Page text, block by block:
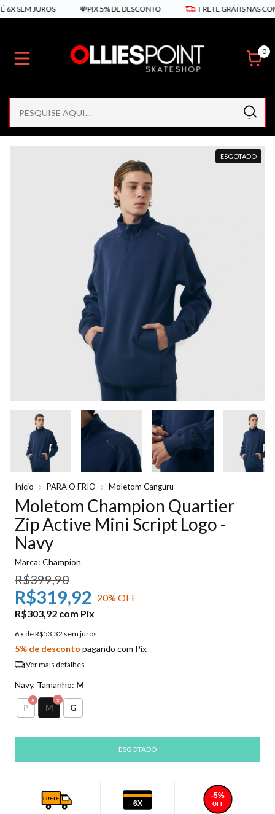
JUROS 💸PIX 5% DE DESCONTO FRETE GRÁTIS NAS
0
ESGOTADO
Início PARA O FRIO Moletom Canguru
Moletom Champion Quartier
Zip Active Mini Script Logo -
Navy
Marca: Champion
R$399,90
R$319,92 20% OFF
R$303,92 com Pix
6x deR$53,32 sem juros
5% de desconto pagando com Pix
Ver mais detalhes
Navy, Tamanho: M
P M G
FRETE
6X
-5%
OFF